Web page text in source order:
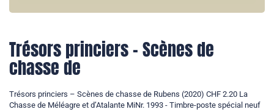
Trésors princiers – Scènes de
chasse de
Trésors princiers – Scènes de chasse de Rubens (2020) CHF 2.20 La
Chasse de Méléagre et d’Atalante MiNr. 1993 - Timbre-poste spécial neuf